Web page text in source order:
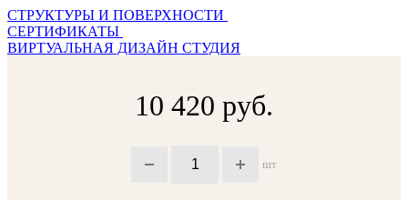
СТРУКТУРЫ И ПОВЕРХНОСТИ
СЕРТИФИКАТЫ
ВИРТУАЛЬНАЯ ДИЗАЙН СТУДИЯ
10 420 руб.
шт